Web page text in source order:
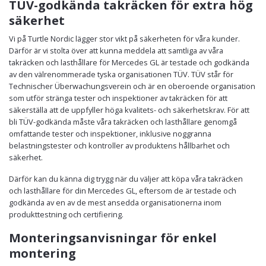
TÜV-godkända takräcken för extra hög
säkerhet
Vi på Turtle Nordic lägger stor vikt på säkerheten för våra kunder.
Därför är vi stolta över att kunna meddela att samtliga av våra
takräcken och lasthållare för Mercedes GL är testade och godkända
av den välrenommerade tyska organisationen TÜV. TÜV står för
Technischer Überwachungsverein och är en oberoende organisation
som utför stränga tester och inspektioner av takräcken för att
säkerställa att de uppfyller höga kvalitets- och säkerhetskrav. För att
bli TÜV-godkända måste våra takräcken och lasthållare genomgå
omfattande tester och inspektioner, inklusive noggranna
belastningstester och kontroller av produktens hållbarhet och
säkerhet.
Därför kan du känna dig trygg när du väljer att köpa våra takräcken
och lasthållare för din Mercedes GL, eftersom de är testade och
godkända av en av de mest ansedda organisationerna inom
produkttestning och certifiering.
Monteringsanvisningar för enkel
montering